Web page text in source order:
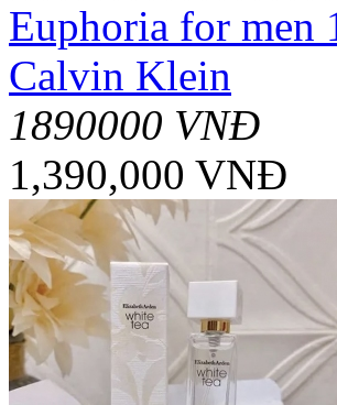
Euphoria for men
Calvin Klein
1890000 VNĐ
1,390,000 VNĐ